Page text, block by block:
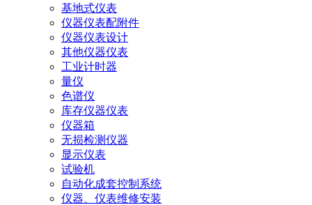
基地式仪表
仪器仪表配附件
仪器仪表设计
其他仪器仪表
工业计时器
量仪
色谱仪
库存仪器仪表
仪器箱
无损检测仪器
显示仪表
试验机
自动化成套控制系统
仪器、仪表维修安装